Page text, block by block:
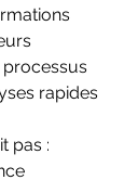
rapides
pas :